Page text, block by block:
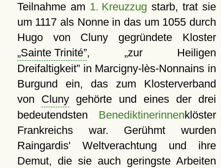
Teilnahme am 1. Kreuzzug starb, trat sie
um 1117 als Nonne in das um 1055 durch
Hugo von Cluny gegründete Kloster
Sainte Trinité ,
zur Heiligen
Dreifaltigkeit in Marcigny-lès-Nonnains in
Burgund ein, das zum Klosterverband
von Clunygehörte und eines der drei
bedeutendsten Benediktinerinnenklöster
Frankreichs war. Gerühmt wurden
Raingardis' Weltverachtung und ihre
Demut, die sie auch geringste Arbeiten